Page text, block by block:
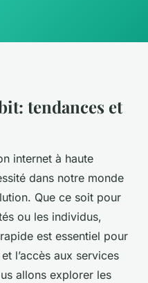
tendances et
internet à haute
dans notre monde
Que ce soit pour
ou les individus,
est essentiel pour
l’accès aux services
allons explorer les